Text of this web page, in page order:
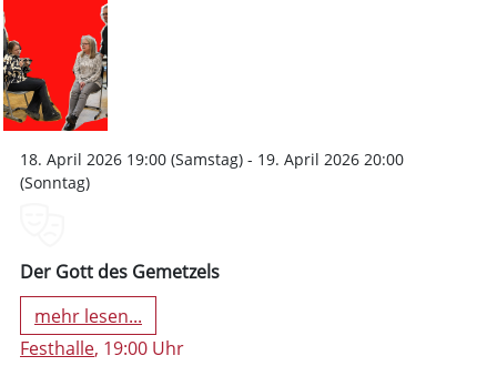
18. April 2026 19:00 (Samstag) - 19. April 2026 20:00
(Sonntag)
Der Gott des Gemetzels
mehr lesen...
Festhalle, 19:00 Uhr